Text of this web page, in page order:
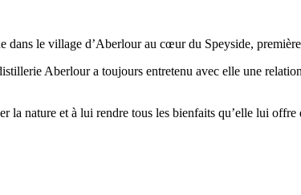
dans le village d’Aberlour au cœur du Speyside,
Aberlour a toujours entretenu avec elle une
la nature et à lui rendre tous les bienfaits qu’elle lui offre